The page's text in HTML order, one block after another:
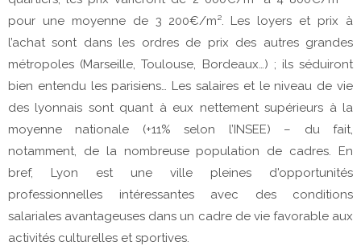
pour une moyenne de 3 200€/m². Les loyers et prix à
l’achat sont dans les ordres de prix des autres grandes
métropoles (Marseille, Toulouse, Bordeaux…) ; ils séduiront
bien entendu les parisiens… Les salaires et le niveau de vie
des lyonnais sont quant à eux nettement supérieurs à la
moyenne nationale (+11% selon l’INSEE) – du fait,
notamment, de la nombreuse population de cadres. En
bref, Lyon est une ville pleines d'opportunités
professionnelles intéressantes avec des conditions
salariales avantageuses dans un cadre de vie favorable aux
activités culturelles et sportives.